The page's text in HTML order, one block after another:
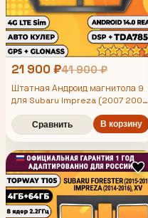
21 900 ₽41 900 ₽
Штатная Андроид магнитола 9
для Subaru Impreza (2007 2008
Forester (2008 2009 2010 2011
2012 2013), TS105 8 ядер,
CarPlay/Android Auto, Gps/
Глонасс
Сравнить В корзину